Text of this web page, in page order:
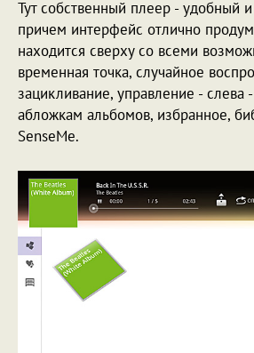
Тут собственный плеер - удобный
причем интерфейс отлично
находится сверху со всеми
временная точка, случайное
зацикливание, управление - слева
абложкам альбомов, избранное,
SenseMe.